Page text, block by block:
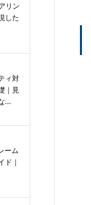
リン
した
ィ対
｜見
...
ーム
ド｜